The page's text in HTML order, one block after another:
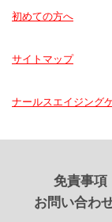
初めての方へ
サイトマップ
ナールスエイジング
免責事項
お問い合わ